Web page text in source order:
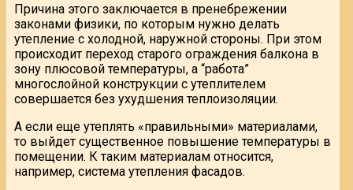
Причина этого заключается в пренебрежении
законами физики, по которым нужно делать
утепление с холодной, наружной стороны. При этом
происходит переход старого ограждения балкона в
зону плюсовой температуры, а “работа”
многослойной конструкции с утеплителем
совершается без ухудшения теплоизоляции.
А если еще утеплять «правильными» материалами,
то выйдет существенное повышение температуры в
помещении. К таким материалам относится,
например, система утепления фасадов.